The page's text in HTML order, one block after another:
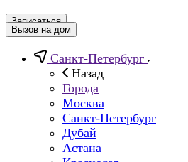
Записаться
Вызов на дом
Санкт-Петербург
Назад
Города
Москва
Санкт-Петербург
Дубай
Астана